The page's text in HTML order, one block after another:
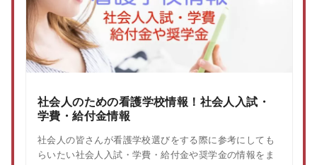
社会人のための看護学校情報！社会人入試・
学費・給付金情報
社会人の皆さんが看護学校選びをする際に参考にしても
らいたい社会人入試・学費・給付金や奨学金の情報をま